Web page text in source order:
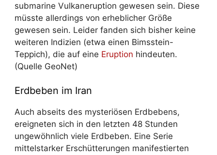
submarine Vulkaneruption gewesen sein. Diese
müsste allerdings von erheblicher Größe
gewesen sein. Leider fanden sich bisher keine
weiteren Indizien (etwa einen Bimsstein-
Teppich), die auf eine Eruption hindeuten.
(Quelle GeoNet)
Erdbeben im Iran
Auch abseits des mysteriösen Erdbebens,
ereigneten sich in den letzten 48 Stunden
ungewöhnlich viele Erdbeben. Eine Serie
mittelstarker Erschütterungen manifestierten